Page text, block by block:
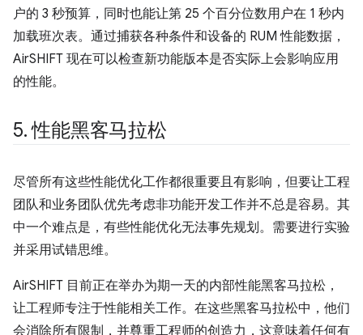
户的 3 秒预算，同时也能让第 25 个百分位数用户在 1 秒内
加载班次表。通过捕获各种条件和设备的 RUM 性能数据，
AirSHIFT 现在可以检查新功能版本是否实际上会影响应用
的性能。
5.性能黑客马拉松
尽管所有这些性能优化工作都很重要且有影响，但要让工程
团队和业务团队优先考虑非功能开发工作并不总是容易。其
中一个难点是，有些性能优化无法事先规划。需要进行实验
并采用试错思维。
AirSHIFT 目前正在举办为期一天的内部性能黑客马拉松，
让工程师专注于性能相关工作。在这些黑客马拉松中，他们
会消除所有限制，并尊重工程师的创造力，这意味着任何有